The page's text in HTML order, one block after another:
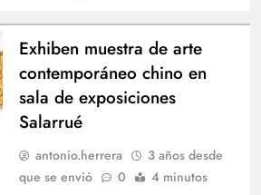
Exhiben muestra de arte
contemporáneo chino en
sala de exposiciones
Salarrué
antonio.herrera
3 años desde
que se envió
0 4 minutos